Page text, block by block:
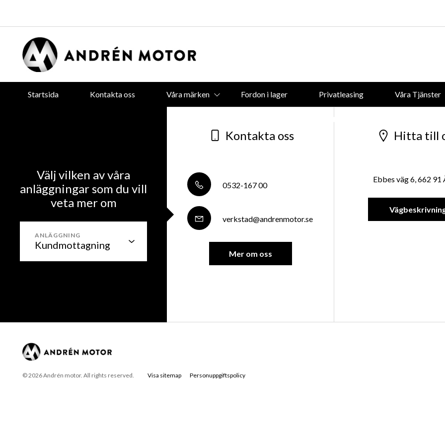
Startsida Kontakta oss Våra märken Fordon i lager Privatleasing Våra Tjänster
Företaget
Välj vilken av våra
anläggningar som du vill
veta mer om
ANLÄGGNING
Kontakta oss
0532-167 00
verkstad@andrenmotor.se
Mer om oss
Hitta till
Ebbes väg 6, 662 91
© 2026 Andrén motor. All rights reserved. Visa sitemap Personuppgiftspolicy